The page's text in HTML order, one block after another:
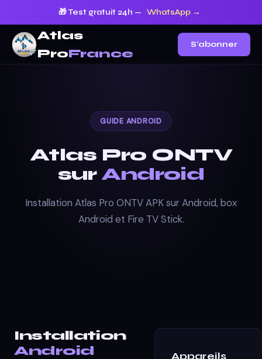
🎁 Test gratuit 24h — WhatsApp →
Atlas
ProFrance
S'abonner
GUIDE ANDROID
Atlas Pro ONTV
surAndroid
Installation Atlas Pro ONTV APK sur Android, box
Android et Fire TV Stick.
Installation
Android
Appareils